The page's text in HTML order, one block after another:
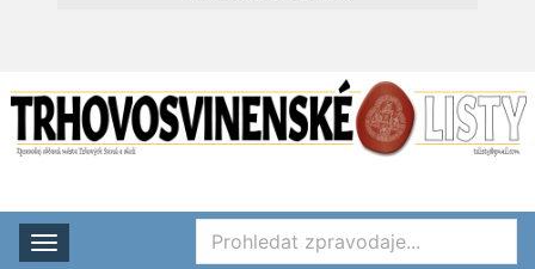
Rozbalit nabídku